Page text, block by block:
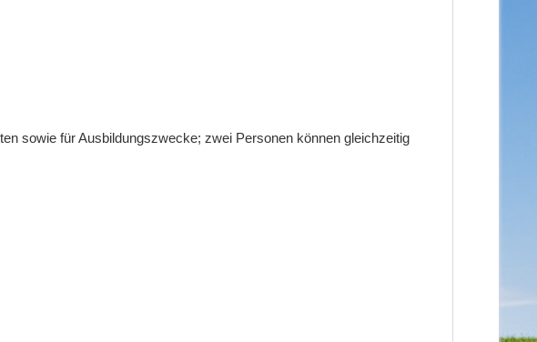
sowie für Ausbildungszwecke; zwei Personen können gleichzeitig